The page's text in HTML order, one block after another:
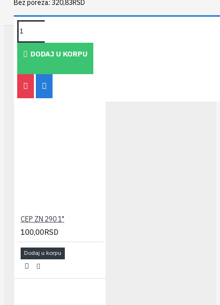
Bez poreza: 320,83RSD
DODAJ U KORPU
TAKOĐE PREPORUČUJEMO
CEP ZN 290 1"
100,00RSD
Dodaj u korpu